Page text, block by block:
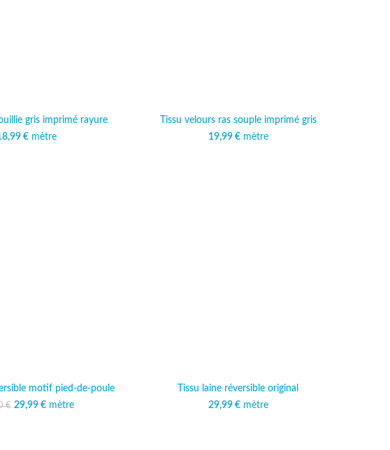
gris imprimé rayure
€mètre
Tissu velours ras souple imprimé gris
19,99 €mètre
motif pied-de-poule
€
Le prix initial était :
29,99 € Le prix actuel est :
mètre
Tissu laine réversible original
29,99 €mètre